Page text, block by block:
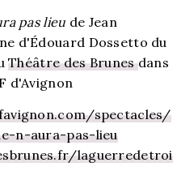
pas lieu de Jean
d'Édouard Dossetto du
Théâtre des Brunesdans
d'Avignon
spectacles/
n-aura-pas-lieu
laguerredetroi